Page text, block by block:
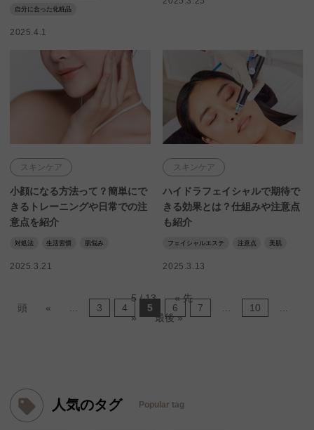
自分に合った化粧品
2025.4.1
スキンケア
小顔になる方法って？簡単にで
きるトレーニングや日常での注
意点を紹介
対処法 生活習慣 肌悩み
2025.3.21
スキンケア
ハイドラフェイシャルで期待で
きる効果とは？仕組みや注意点
も紹介
フェイシャルエステ 注意点 美肌
2025.3.13
5 / 13
« 先
頭
« ... 3 4 5 6 7 ... 10
...
»
最後 »
人気のタグ Popular tag